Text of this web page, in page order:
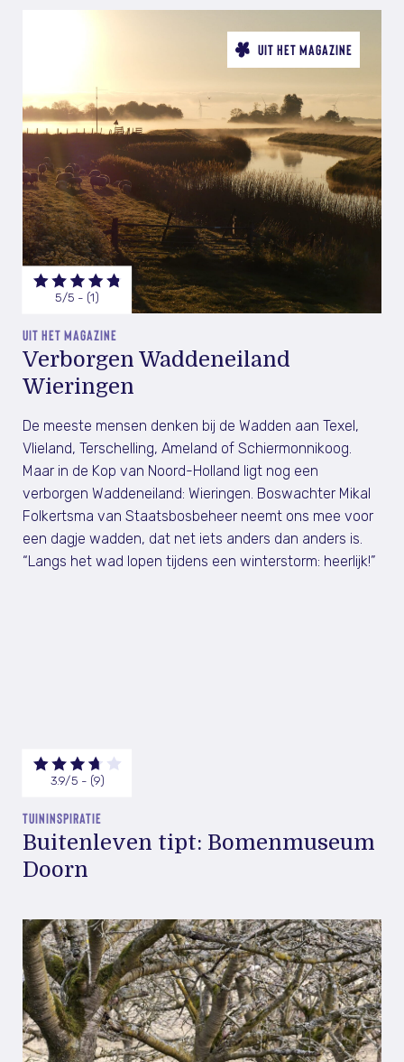
UIT HET MAGAZINE
5/5 - (1)
UIT HET MAGAZINE
Verborgen Waddeneiland
Wieringen
De meeste mensen denken bij de Wadden aan Texel,
Vlieland, Terschelling, Ameland of ­Schiermonnikoog.
Maar in de Kop van Noord-Holland ligt nog een
verborgen Waddeneiland: ­Wieringen. Boswachter Mikal
Folkertsma van Staatsbosbeheer neemt ons mee voor
een dagje wadden, dat net iets anders dan anders is.
“Langs het wad lopen tijdens een winterstorm: ­heerlijk!”
3.9/5 - (9)
TUININSPIRATIE
Buitenleven tipt: Bomenmuseum
Doorn